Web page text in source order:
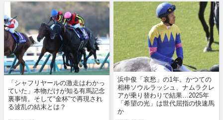
「シャフリヤールの激走はわかっ
ていた」本物だけが知る有馬記念
裏事情。そして“金杯”で再現され
る波乱の結末とは？
浜中俊「哀愁」の1年。かつての
相棒ソウルラッシュ、ナムラクレ
アが乗り替わりで結果…2025年
「希望の光」は世代屈指の快速馬
か